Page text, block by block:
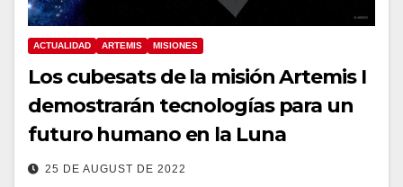
ACTUALIDAD ARTEMIS MISIONES
Los cubesats de la misión Artemis I
demostrarán tecnologías para un
futuro humano en la Luna
25 DE AUGUST DE 2022